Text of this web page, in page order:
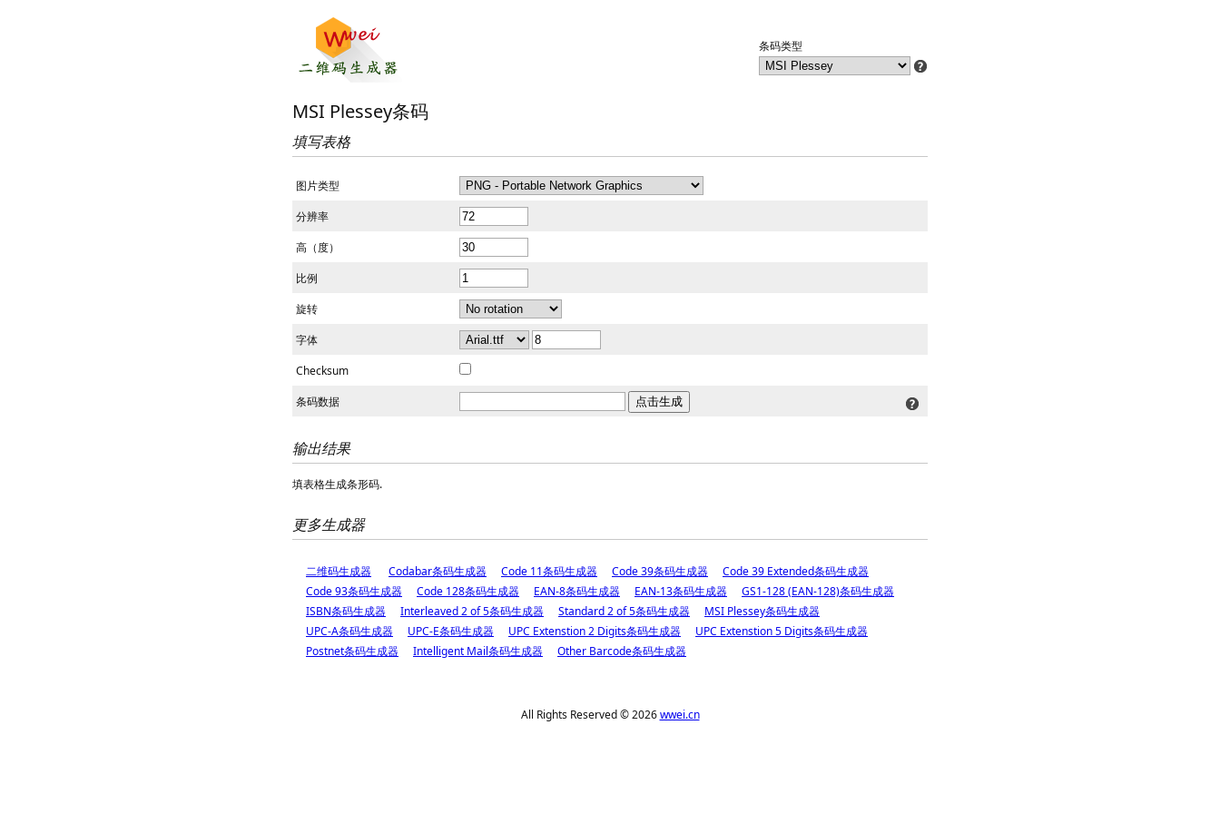
条码类型
MSI Plessey条码
填写表格
图片类型
分辨率
高（度）
比例
旋转
字体
Checksum
条码数据
输出结果
填表格生成条形码.
更多生成器
二维码生成器 Codabar条码生成器 Code 11条码生成器 Code 39条码生成器
Code 39 Extended条码生成器
Code 93条码生成器
Code 128条码生成器 EAN-8条码生成器 EAN-13条码生成器
GS1-128 (EAN-128)条码生成器
ISBN条码生成器
Interleaved 2 of 5条码生成器 Standard 2 of 5条码生成器
MSI Plessey条码生成器
UPC-A条码生成器
UPC-E条码生成器 UPC Extenstion 2 Digits条码生成器
UPC Extenstion 5 Digits条码生成器
Postnet条码生成器
Intelligent Mail条码生成器 Other Barcode条码生成器
All Rights Reserved © 2026wwei.cn